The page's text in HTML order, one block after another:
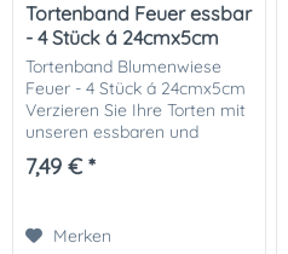
Tortenband Feuer essbar
- 4 Stück á 24cmx5cm
Tortenband Blumenwiese
Feuer - 4 Stück á 24cmx5cm
Verzieren Sie Ihre Torten mit
unseren essbaren und
flexiblen Tortenbändern aus
Dekor-Plus Zuckerpapier. Sie
7,49 € *
Merken